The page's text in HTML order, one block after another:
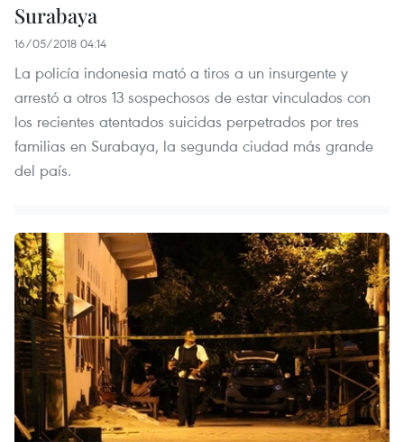
Surabaya
16/05/2018 04:14
La policía indonesia mató a tiros a un insurgente y
arrestó a otros 13 sospechosos de estar vinculados con
los recientes atentados suicidas perpetrados por tres
familias en Surabaya, la segunda ciudad más grande
del país.